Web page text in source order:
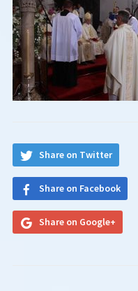
Share on Twitter
Share on Facebook
Share on Google+